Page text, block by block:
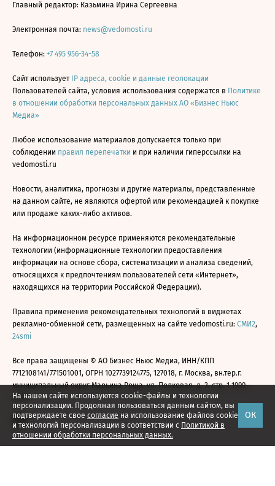
На нашем сайте используются cookie-файлы и технологии
персонализации. Продолжая пользоваться данным сайтом, вы
подтверждаете свое согласие на использование файлов cookie
и технологий персонализации в соответствии с Политикой в
отношении обработки персональных данных.
ОК
Главный редактор: Казьмина Ирина Сергеевна
Электронная почта: news@vedomosti.ru
Телефон: +7 495 956-34-58
Сайт использует IP адреса, cookie и данные геолокации
Пользователей сайта, условия использования содержатся в Политике
в отношении обработки персональных данных АО «Бизнес Ньюс
Медиа»
Любое использование материалов допускается только при
соблюдении правил перепечатки и при наличии гиперссылки на
vedomosti.ru
Новости, аналитика, прогнозы и другие материалы, представленные
на данном сайте, не являются офертой или рекомендацией к покупке
или продаже каких-либо активов.
На информационном ресурсе применяются рекомендательные
технологии (информационные технологии предоставления
информации на основе сбора, систематизации и анализа сведений,
относящихся к предпочтениям пользователей сети «Интернет»,
находящихся на территории Российской Федерации).
Правила применения рекомендательных технологий в виджетах
рекламно-обменной сети, размещенных на сайте vedomosti.ru: СМИ2,
24smi
Все права защищены © АО Бизнес Ньюс Медиа, ИНН/КПП
7712108141/771501001, ОГРН 1027739124775, 127018, г. Москва, вн.тер.г.
муниципальный округ Марьина Роща, ул. Полковая, д. 3, стр. 1 1999—
2026